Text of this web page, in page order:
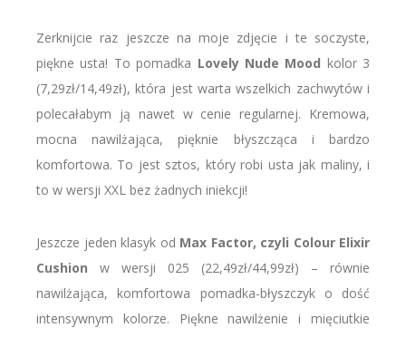
Zerknijcie raz jeszcze na moje zdjęcie i te soczyste,
piękne usta! To pomadka Lovely Nude Mood kolor 3
(7,29zł/14,49zł), która jest warta wszelkich zachwytów i
polecałabym ją nawet w cenie regularnej. Kremowa,
mocna nawilżająca, pięknie błyszcząca i bardzo
komfortowa. To jest sztos, który robi usta jak maliny, i
to w wersji XXL bez żadnych iniekcji!
Jeszcze jeden klasyk od Max Factor, czyli Colour Elixir
Cushion w wersji 025 (22,49zł/44,99zł) – równie
nawilżająca, komfortowa pomadka-błyszczyk o dość
intensywnym kolorze. Piękne nawilżenie i mięciutkie